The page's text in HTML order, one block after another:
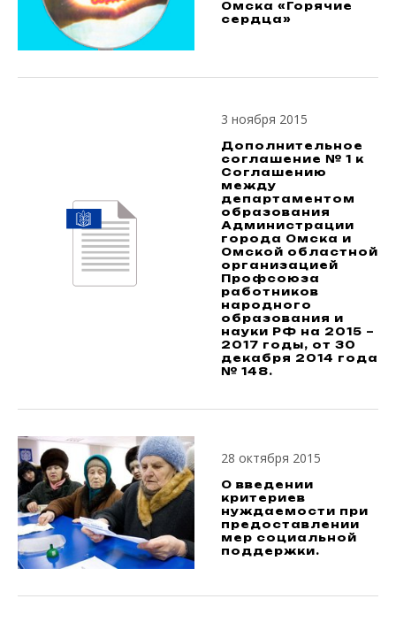
Омска «Горячие
сердца»
3 ноября 2015
Дополнительное
соглашение № 1 к
Соглашению
между
департаментом
образования
Администрации
города Омска и
Омской областной
организацией
Профсоюза
работников
народного
образования и
науки РФ на 2015 –
2017 годы, от 30
декабря 2014 года
№ 148.
28 октября 2015
О введении
критериев
нуждаемости при
предоставлении
мер социальной
поддержки.